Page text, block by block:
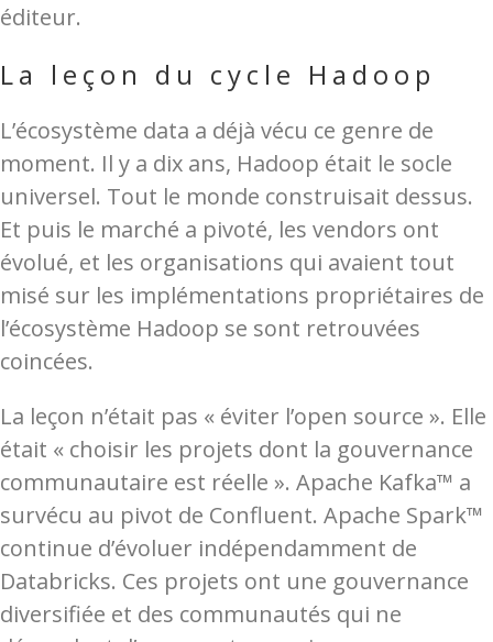
éditeur.
La leçon du cycle Hadoop
L’écosystème data a déjà vécu ce genre de
moment. Il y a dix ans, Hadoop était le socle
universel. Tout le monde construisait dessus.
Et puis le marché a pivoté, les vendors ont
évolué, et les organisations qui avaient tout
misé sur les implémentations propriétaires de
l’écosystème Hadoop se sont retrouvées
coincées.
La leçon n’était pas « éviter l’open source ». Elle
était « choisir les projets dont la gouvernance
communautaire est réelle ». Apache Kafka™ a
survécu au pivot de Confluent. Apache Spark™
continue d’évoluer indépendamment de
Databricks. Ces projets ont une gouvernance
diversifiée et des communautés qui ne